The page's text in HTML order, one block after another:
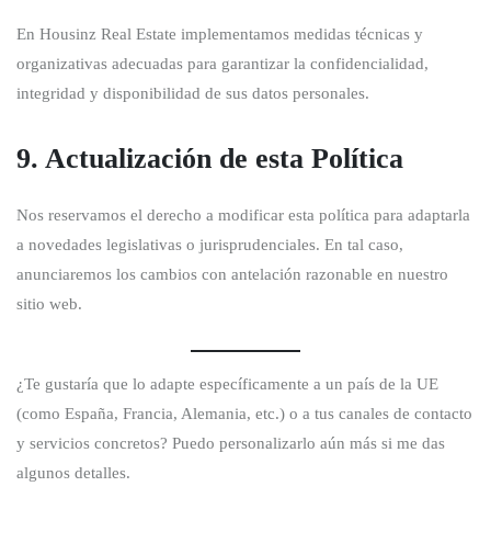
En Housinz Real Estate implementamos medidas técnicas y
organizativas adecuadas para garantizar la confidencialidad,
integridad y disponibilidad de sus datos personales.
9. Actualización de esta Política
Nos reservamos el derecho a modificar esta política para adaptarla
a novedades legislativas o jurisprudenciales. En tal caso,
anunciaremos los cambios con antelación razonable en nuestro
sitio web.
¿Te gustaría que lo adapte específicamente a un país de la UE
(como España, Francia, Alemania, etc.) o a tus canales de contacto
y servicios concretos? Puedo personalizarlo aún más si me das
algunos detalles.